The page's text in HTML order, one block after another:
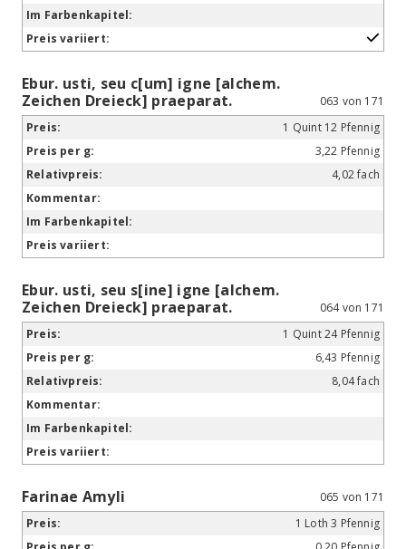
Ebur. usti, seu c[um] igne [alchem.
Zeichen Dreieck] praeparat.
063 von 171
1 Quint 12 Pfennig
3,22 Pfennig
4,02 fach
Ebur. usti, seu s[ine] igne [alchem.
Zeichen Dreieck] praeparat.
064 von 171
1 Quint 24 Pfennig
6,43 Pfennig
8,04 fach
Farinae Amyli
065 von 171
1 Loth 3 Pfennig